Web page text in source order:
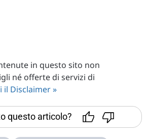
in questo sito non
né offerte di servizi di
il Disclaimer »
questo articolo?